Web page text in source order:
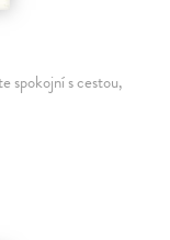
spokojní s cestou,